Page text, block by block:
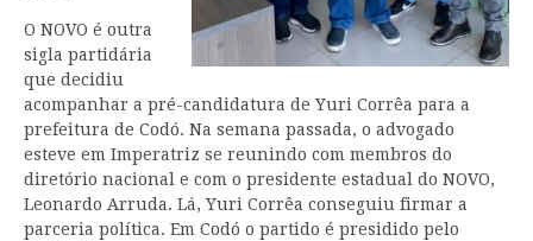
O NOVO é outra
sigla partidária
que decidiu
acompanhar a pré-candidatura de Yuri Corrêa para a
prefeitura de Codó. Na semana passada, o advogado
esteve em Imperatriz se reunindo com membros do
diretório nacional e com o presidente estadual do NOVO,
Leonardo Arruda. Lá, Yuri Corrêa conseguiu firmar a
parceria política. Em Codó o partido é presidido pelo